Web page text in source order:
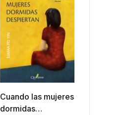
Cuando las mujeres
dormidas